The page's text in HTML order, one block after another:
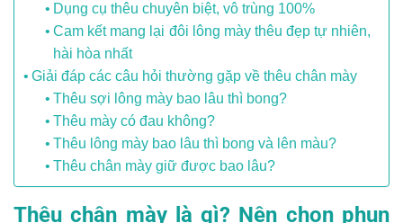
Dụng cụ thêu chuyên biệt, vô trùng 100%
Cam kết mang lại đôi lông mày thêu đẹp tự nhiên,
hài hòa nhất
Giải đáp các câu hỏi thường gặp về thêu chân mày
Thêu sợi lông mày bao lâu thì bong?
Thêu mày có đau không?
Thêu lông mày bao lâu thì bong và lên màu?
Thêu chân mày giữ được bao lâu?
Thêu chân mày là gì? Nên chọn phun